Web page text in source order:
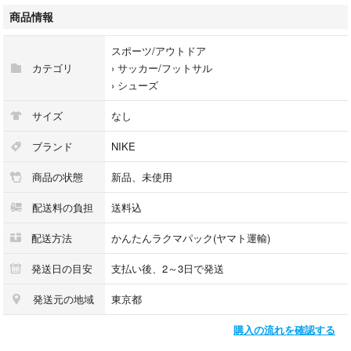
商品情報
カテゴリ
スポーツ/アウトドア
› サッカー/フットサル
› シューズ
サイズ なし
ブランド NIKE
商品の状態 新品、未使用
配送料の負担 送料込
配送方法 かんたんラクマパック(ヤマト運輸)
発送日の目安 支払い後、2～3日で発送
発送元の地域 東京都
購入の流れを確認する